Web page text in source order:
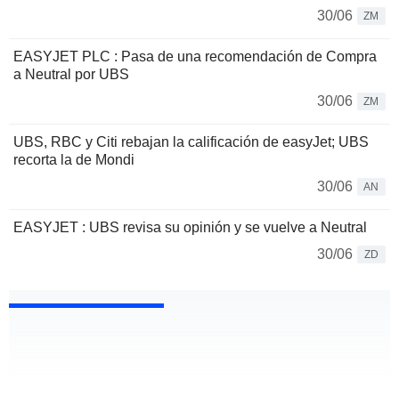
30/06
ZM
EASYJET PLC : Pasa de una recomendación de Compra
a Neutral por UBS
30/06
ZM
UBS, RBC y Citi rebajan la calificación de easyJet; UBS
recorta la de Mondi
30/06
AN
EASYJET : UBS revisa su opinión y se vuelve a Neutral
30/06
ZD